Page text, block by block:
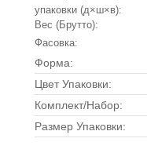
упаковки (д×ш×в):
Вес (Брутто):
Фасовка:
Форма:
Цвет Упаковки:
Комплект/Набор:
Размер Упаковки: